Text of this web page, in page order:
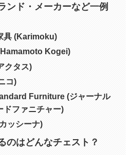
ンド・メーカーなど一例
具 (Karimoku)
Kogei)
クタス)
コ)
Furniture (ジャーナル
ドファニチャー)
ッシーナ)
のはどんなチェスト？